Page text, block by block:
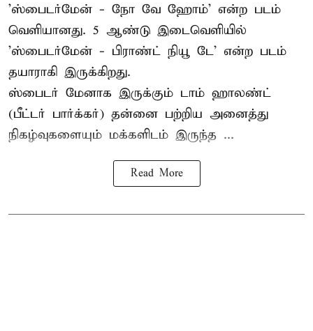
'ஸ்பைடர்மேன் - நோ வே ஹோம்' என்ற படம்
வெளியானது. 5 ஆண்டு இடைவெளியில்
'ஸ்பைடர்மேன் - பிராண்ட் நியூ டே' என்ற படம்
தயாராகி இருக்கிறது.
ஸ்பைடர் மேனாக இருக்கும் டாம் ஹாலண்ட்
(பீட்டர் பார்க்கர்) தன்னை பற்றிய அனைத்து
நிகழ்வுகளையும் மக்களிடம் இருந்த ...
Read More